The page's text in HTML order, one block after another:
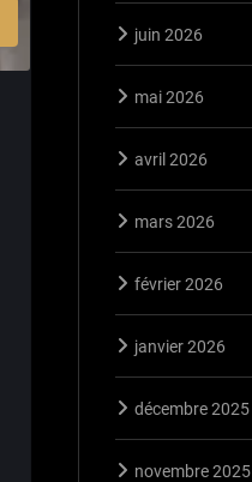
juin 2026
mai 2026
avril 2026
mars 2026
février 2026
janvier 2026
décembre 2025
novembre 2025